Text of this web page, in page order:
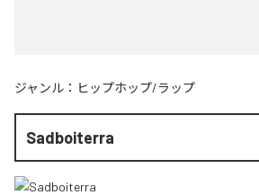
ジャンル： ヒップホップ/ラップ
Sadboiterra